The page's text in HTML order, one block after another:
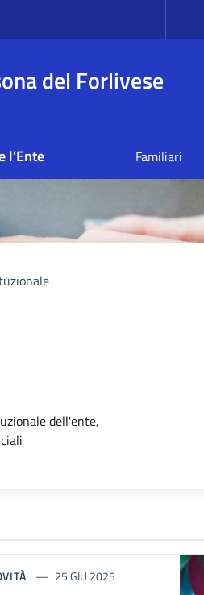
del Forlivese
l’Ente Familiari
dell'ente,
25 GIU 2025